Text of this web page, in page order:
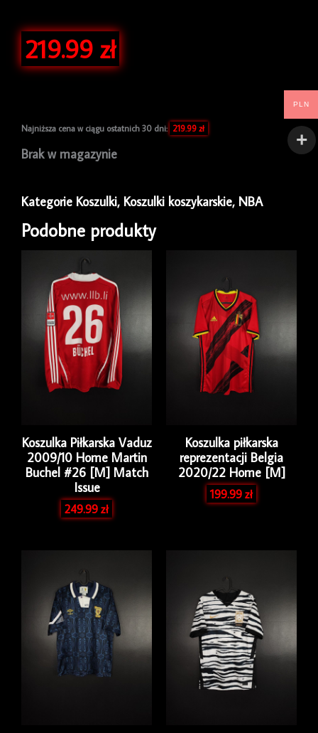
219.99 zł
Najniższa cena w ciągu ostatnich 30 dni: 219.99 zł
Brak w magazynie
Kategorie Koszulki, Koszulki koszykarskie, NBA
Podobne produkty
Koszulka Piłkarska Vaduz
2009/10 Home Martin
Buchel #26 [M] Match
Issue
249.99zł
Koszulka piłkarska
reprezentacji Belgia
2020/22 Home [M]
199.99zł
PLN